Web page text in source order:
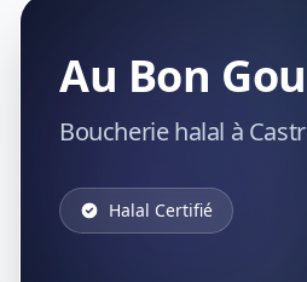
Au Bon
Boucherie halal à
Halal Certifié